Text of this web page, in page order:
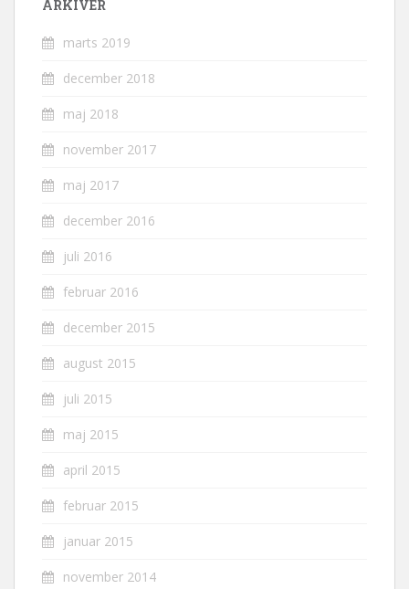
ARKIVER
marts 2019
december 2018
maj 2018
november 2017
maj 2017
december 2016
juli 2016
februar 2016
december 2015
august 2015
juli 2015
maj 2015
april 2015
februar 2015
januar 2015
november 2014